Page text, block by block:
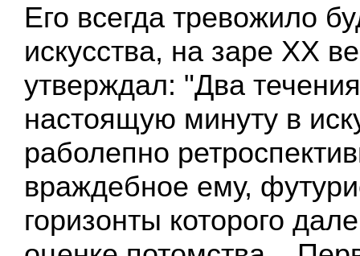
Его всегда тревожило
искусства, на заре XX
утверждал: "Два
настоящую минуту в
раболепно
враждебное ему,
горизонты которого